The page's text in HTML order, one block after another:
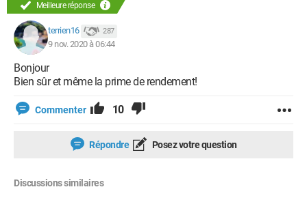
Meilleure réponse
terrien16 287
9 nov. 2020 à 06:44
Bonjour
Bien sûr et même la prime de rendement!
Commenter 10
Répondre Posez votre question
Discussions similaires